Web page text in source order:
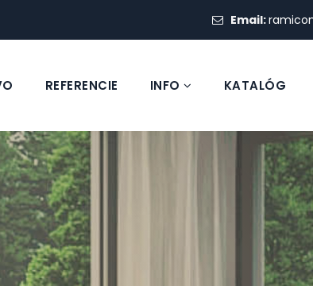
Email:
REFERENCIE INFO KATALÓG